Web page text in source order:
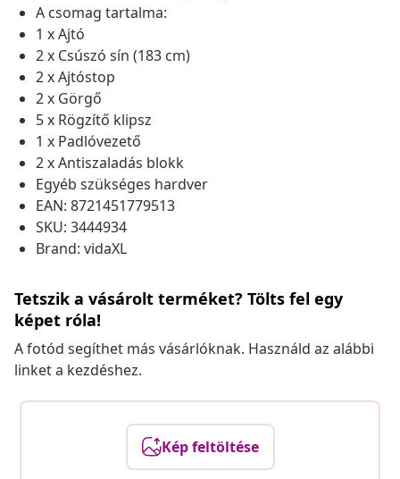
A csomag tartalma:
1 x Ajtó
2 x Csúszó sín (183 cm)
2 x Ajtóstop
2 x Görgő
5 x Rögzítő klipsz
1 x Padlóvezető
2 x Antiszaladás blokk
Egyéb szükséges hardver
EAN: 8721451779513
SKU: 3444934
Brand: vidaXL
Tetszik a vásárolt terméket? Tölts fel egy
képet róla!
A fotód segíthet más vásárlóknak. Használd az alábbi
linket a kezdéshez.
Kép feltöltése